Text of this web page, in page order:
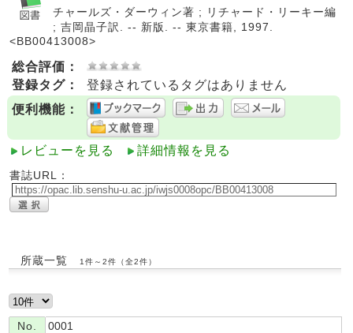
チャールズ・ダーウィン著 ; リチャード・リーキー編
; 吉岡晶子訳. -- 新版. -- 東京書籍, 1997.
<BB00413008>
総合評価：
登録タグ：
登録されているタグはありません
便利機能：
レビューを見る 詳細情報を見る
書誌URL：
所蔵一覧 1件～2件（全2件）
No.
0001